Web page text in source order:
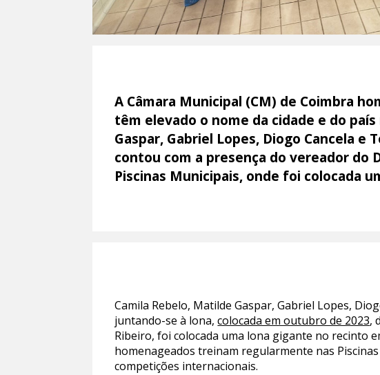
A Câmara Municipal (CM) de Coimbra
têm elevado o nome da cidade e do
Gaspar, Gabriel Lopes, Diogo Cancela
contou com a presença do vereador do
Piscinas Municipais, onde foi colocada
Camila Rebelo, Matilde Gaspar, Gabriel Lopes,
juntando-se à lona,colocada em outubro de 2023,
Ribeiro, foi colocada uma lona gigante no recinto
homenageados treinam regularmente nas
competições internacionais.